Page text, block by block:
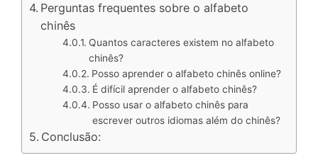
Perguntas frequentes sobre o alfabeto
chinês
Quantos caracteres existem no alfabeto
chinês?
Posso aprender o alfabeto chinês online?
É difícil aprender o alfabeto chinês?
Posso usar o alfabeto chinês para
escrever outros idiomas além do chinês?
Conclusão: